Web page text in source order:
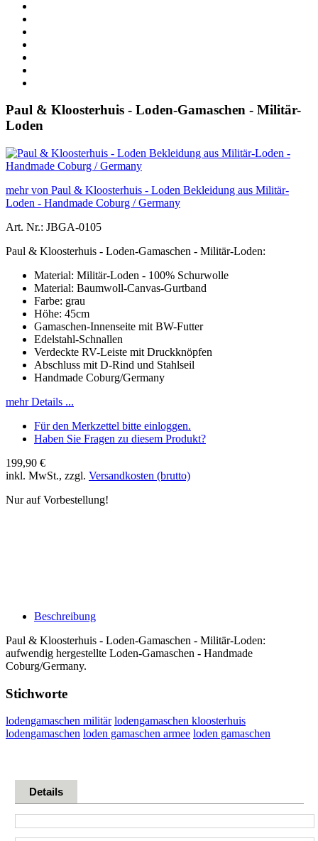
Paul & Kloosterhuis - Loden-Gamaschen - Militär-
Loden
mehr von Paul & Kloosterhuis - Loden Bekleidung aus Militär-
Loden - Handmade Coburg / Germany
Art. Nr.: JBGA-0105
Paul & Kloosterhuis - Loden-Gamaschen - Militär-Loden:
Material: Militär-Loden - 100% Schurwolle
Material: Baumwoll-Canvas-Gurtband
Farbe: grau
Höhe: 45cm
Gamaschen-Innenseite mit BW-Futter
Edelstahl-Schnallen
Verdeckte RV-Leiste mit Druckknöpfen
Abschluss mit D-Rind und Stahlseil
Handmade Coburg/Germany
mehr Details ...
Für den Merkzettel bitte einloggen.
Haben Sie Fragen zu diesem Produkt?
199,90 €
inkl. MwSt., zzgl. Versandkosten (brutto)
Nur auf Vorbestellung!
Details
Beschreibung
Paul & Kloosterhuis - Loden-Gamaschen - Militär-Loden:
aufwendig hergestellte Loden-Gamaschen - Handmade
Coburg/Germany.
Stichworte
lodengamaschen militär lodengamaschen kloosterhuis
lodengamaschen loden gamaschen armee loden gamaschen